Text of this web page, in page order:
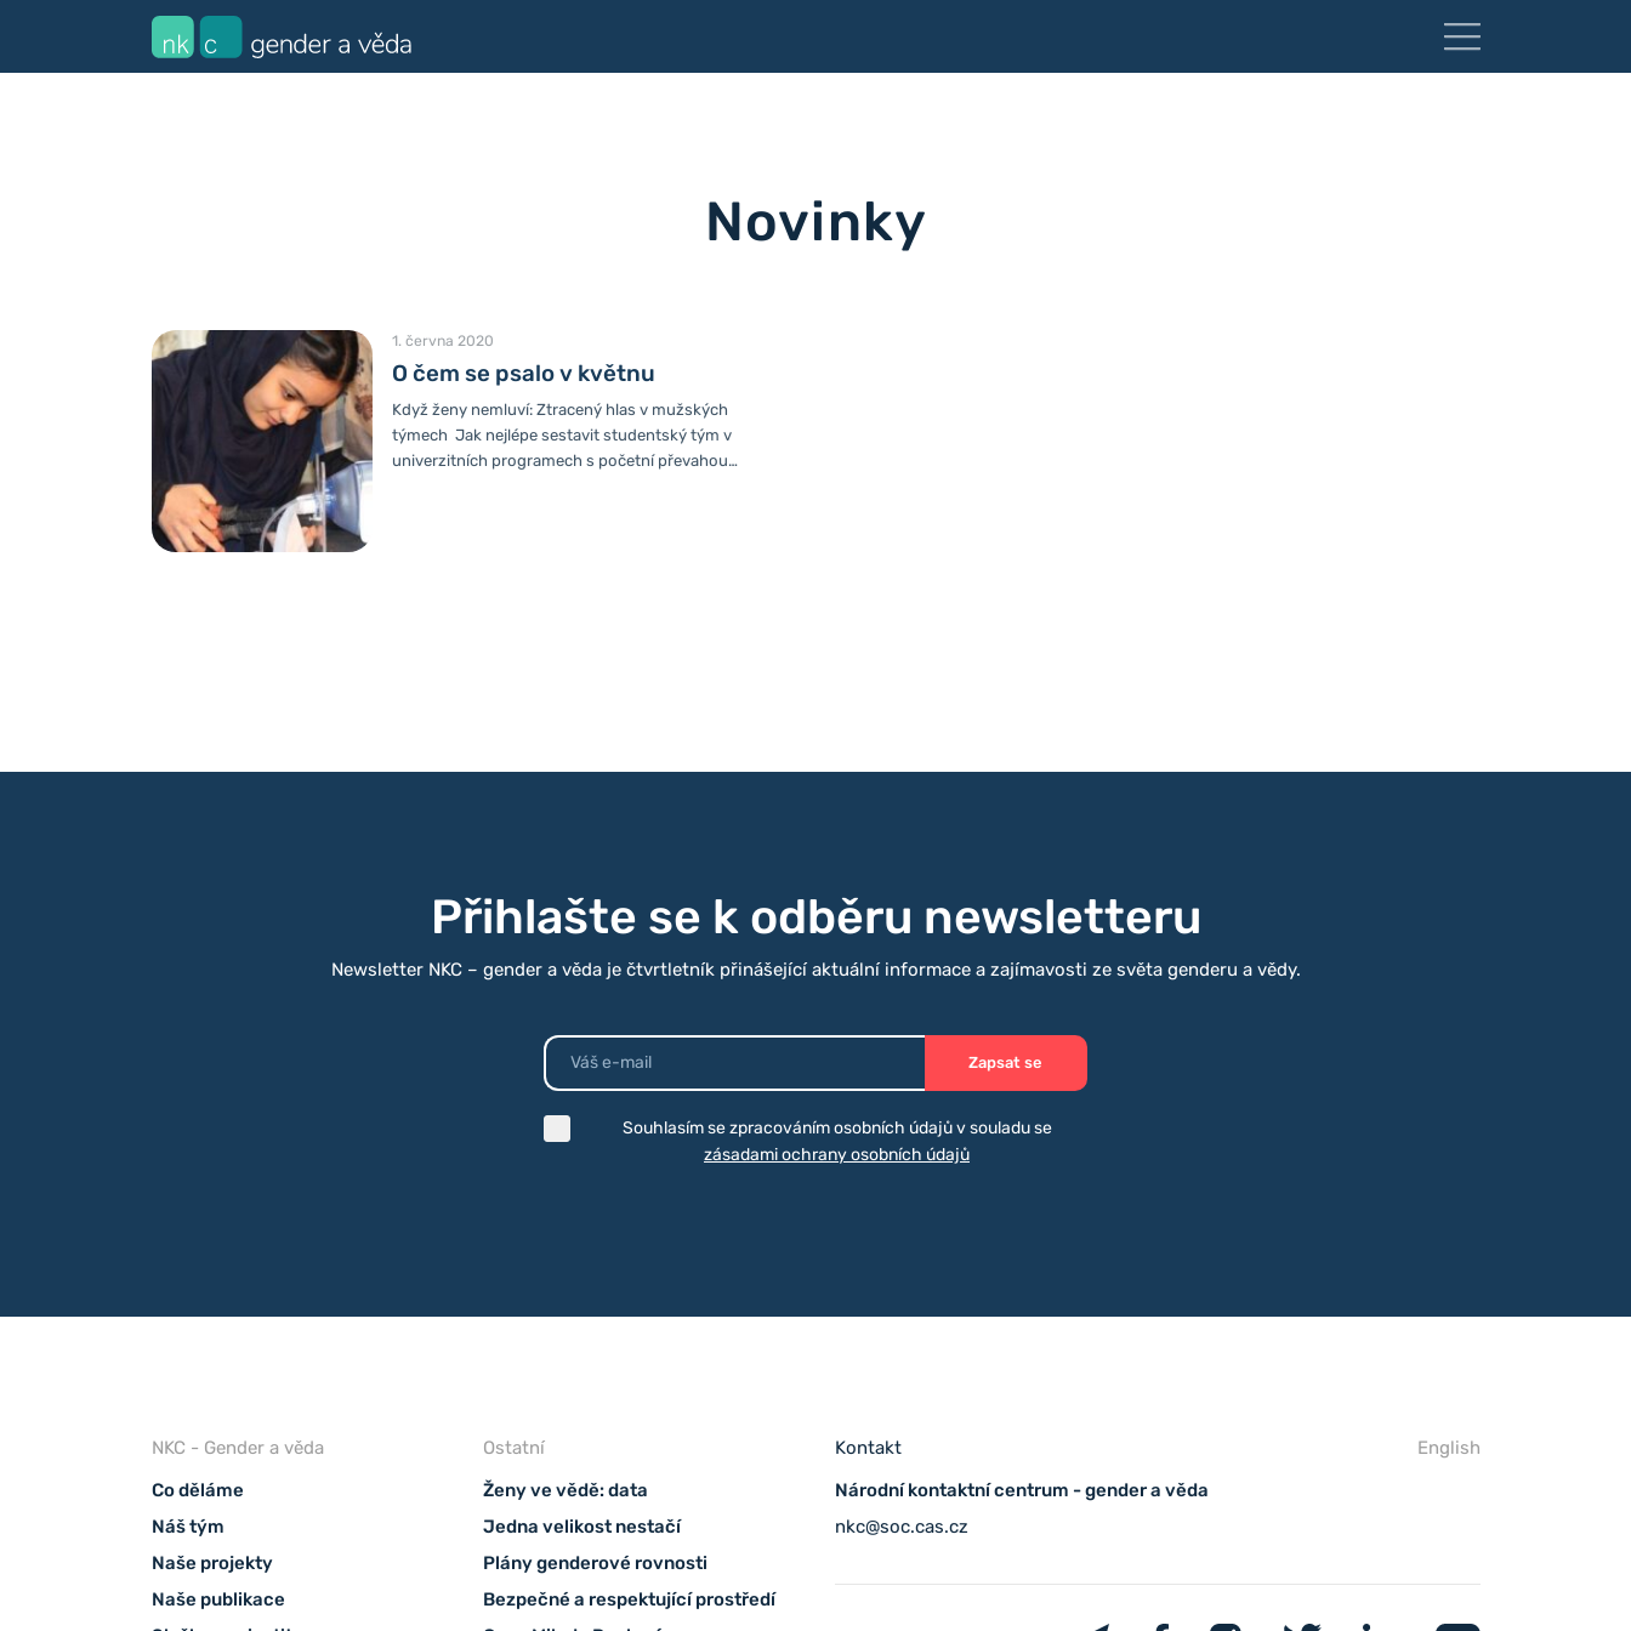
Novinky
1. června 2020
O čem se psalo v květnu
Když ženy nemluví: Ztracený hlas v mužských
týmech Jak nejlépe sestavit studentský tým v
univerzitních programech s početní převahou
Přihlašte se k odběru newsletteru
Newsletter NKC – gender a věda je čtvrtletník přinášející aktuální informace a zajímavosti ze světa genderu a vědy.
Zapsat se
Souhlasím se zpracováním osobních údajů v souladu se
zásadami ochrany osobních údajů
NKC - Gender a věda
Co děláme
Náš tým
Naše projekty
Naše publikace
Ostatní
Ženy ve vědě: data
Jedna velikost nestačí
Plány genderové rovnosti
Bezpečné a respektující prostředí
Kontakt
English
Národní kontaktní centrum - gender a věda
nkc@soc.cas.cz